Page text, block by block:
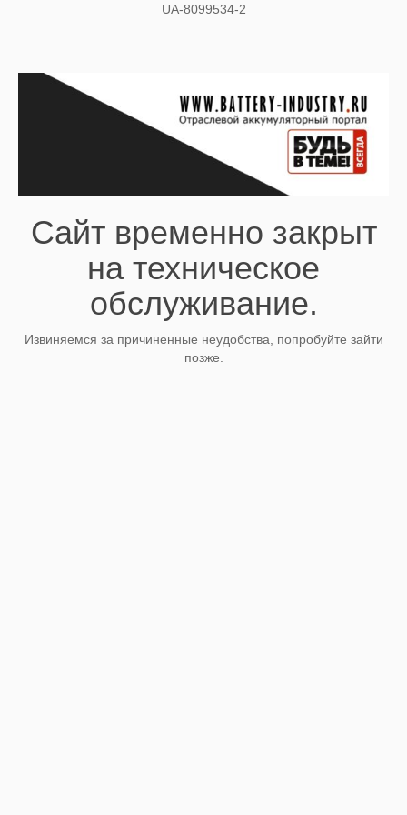
UA-8099534-2
Сайт временно закрыт
на техническое
обслуживание.
Извиняемся за причиненные неудобства, попробуйте зайти
позже.